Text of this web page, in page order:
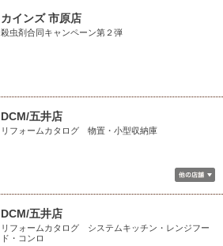
カインズ 市原店
殺虫剤合同キャンペーン第２弾
DCM/五井店
リフォームカタログ 物置・小型収納庫
DCM/五井店
リフォームカタログ システムキッチン・レンジフー
ド・コンロ